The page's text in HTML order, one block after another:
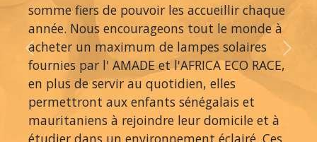
somme fiers de pouvoir les accueillir chaque
année. Nous encourageons tout le monde à
acheter un maximum de lampes solaires
fournies par l' AMADE et l'AFRICA ECO RACE,
en plus de servir au quotidien, elles
permettront aux enfants sénégalais et
mauritaniens à rejoindre leur domicile et à
étudier dans un environnement éclairé. Ces
Previous Next